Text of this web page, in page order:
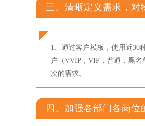
三、清晰定义需求，对
1、通过客户模板，使用近30
户（VVIP，VIP，普通，黑
次的需求。
四、加强各部门各岗